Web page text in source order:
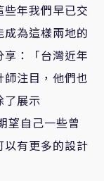
年我們早已交
為這樣兩地的
：「台灣近年
注目，他們也
了展示
望自己一些曾
有更多的設計